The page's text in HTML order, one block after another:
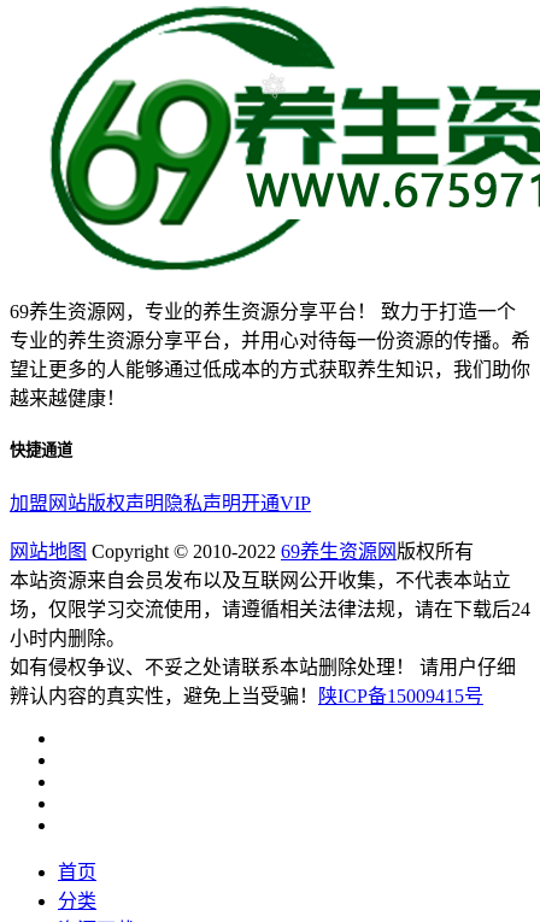
69养生资源网，专业的养生资源分享平台！ 致力于打造一个
专业的养生资源分享平台，并用心对待每一份资源的传播。希
望让更多的人能够通过低成本的方式获取养生知识，我们助你
越来越健康！
快捷通道
加盟网站版权声明 隐私声明开通VIP
网站地图 Copyright © 2010-2022 69养生资源网 版权所有
本站资源来自会员发布以及互联网公开收集，不代表本站立
场，仅限学习交流使用，请遵循相关法律法规，请在下载后24
小时内删除。
如有侵权争议、不妥之处请联系本站删除处理！ 请用户仔细
辨认内容的真实性，避免上当受骗！
陕ICP备15009415号
首页
分类